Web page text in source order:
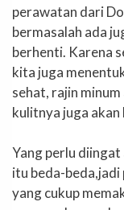
perawatan dari
bermasalah ada
berhenti. Karena
kita juga
sehat, rajin
kulitnya juga akan
Yang perlu
itu beda-beda,jadi
yang cukup